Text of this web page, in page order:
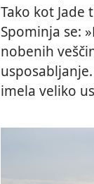
Tako kot
Spominja se:
nobenih
imela veliko